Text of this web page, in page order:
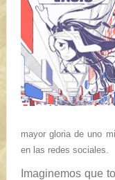
mayor gloria de uno
en las redes sociales.
Imaginemos que